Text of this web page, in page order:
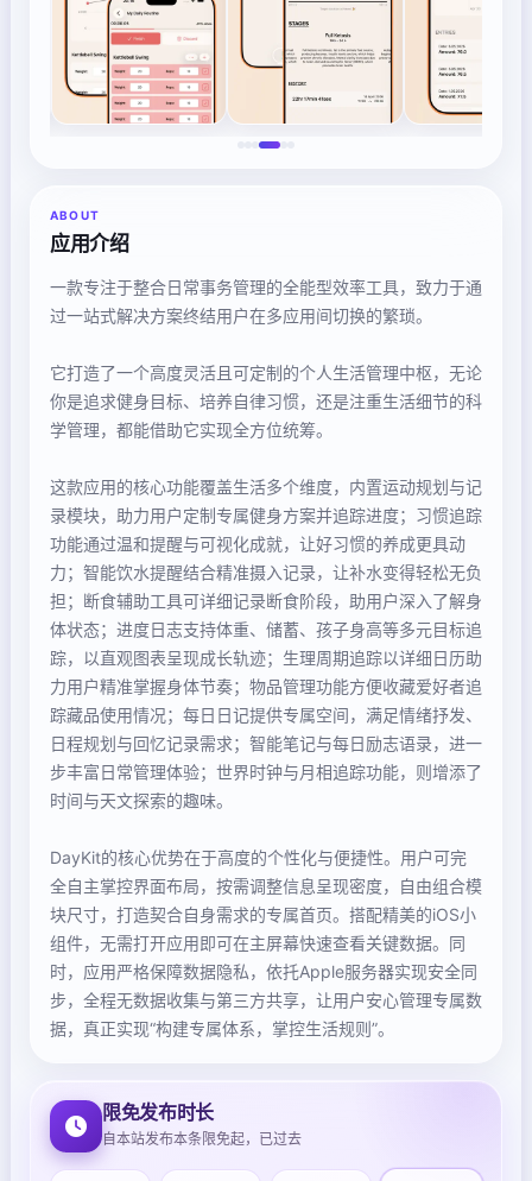
ABOUT
应用介绍
一款专注于整合日常事务管理的全能型效率工具，致力于通
过一站式解决方案终结用户在多应用间切换的繁琐。
它打造了一个高度灵活且可定制的个人生活管理中枢，无论
你是追求健身目标、培养自律习惯，还是注重生活细节的科
学管理，都能借助它实现全方位统筹。
这款应用的核心功能覆盖生活多个维度，内置运动规划与记
录模块，助力用户定制专属健身方案并追踪进度；习惯追踪
功能通过温和提醒与可视化成就，让好习惯的养成更具动
力；智能饮水提醒结合精准摄入记录，让补水变得轻松无负
担；断食辅助工具可详细记录断食阶段，助用户深入了解身
体状态；进度日志支持体重、储蓄、孩子身高等多元目标追
踪，以直观图表呈现成长轨迹；生理周期追踪以详细日历助
力用户精准掌握身体节奏；物品管理功能方便收藏爱好者追
踪藏品使用情况；每日日记提供专属空间，满足情绪抒发、
日程规划与回忆记录需求；智能笔记与每日励志语录，进一
步丰富日常管理体验；世界时钟与月相追踪功能，则增添了
时间与天文探索的趣味。
DayKit的核心优势在于高度的个性化与便捷性。用户可完
全自主掌控界面布局，按需调整信息呈现密度，自由组合模
块尺寸，打造契合自身需求的专属首页。搭配精美的iOS小
组件，无需打开应用即可在主屏幕快速查看关键数据。同
时，应用严格保障数据隐私，依托Apple服务器实现安全同
步，全程无数据收集与第三方共享，让用户安心管理专属数
据，真正实现“构建专属体系，掌控生活规则”。
限免发布时长
自本站发布本条限免起，已过去